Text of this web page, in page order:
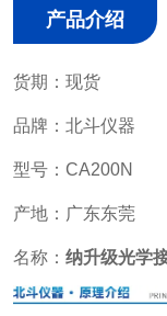
产品介绍
货期：现货
品牌：北斗仪器
型号：CA200N
产地：广东东莞
名称： 纳升级光学